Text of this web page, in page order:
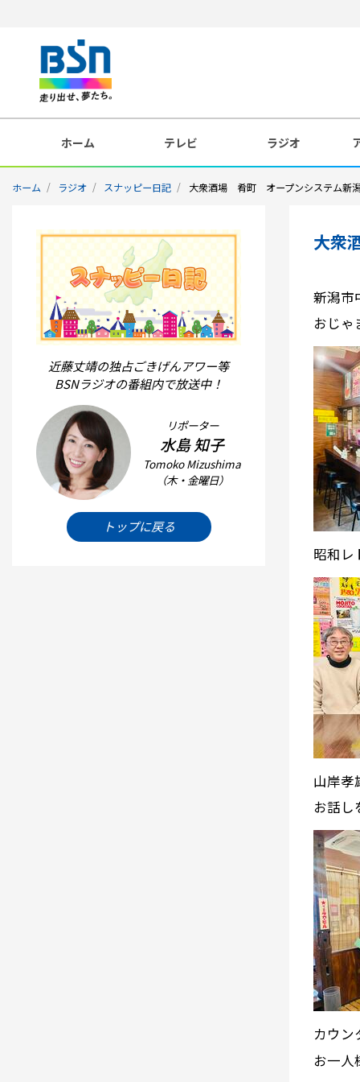
ホーム テレビ ラジオ
ホーム ラジオ スナッピー日記 大衆酒場 肴町 オープンシステム新
近藤丈靖の独占ごきげんアワー等
BSNラジオの番組内で放送中！
リポーター
水島 知子
Tomoko Mizushima
（木・金曜日）
トップに戻る
大衆
新潟
おじゃ
昭和レ
山岸孝
お話し
カウン
お一人